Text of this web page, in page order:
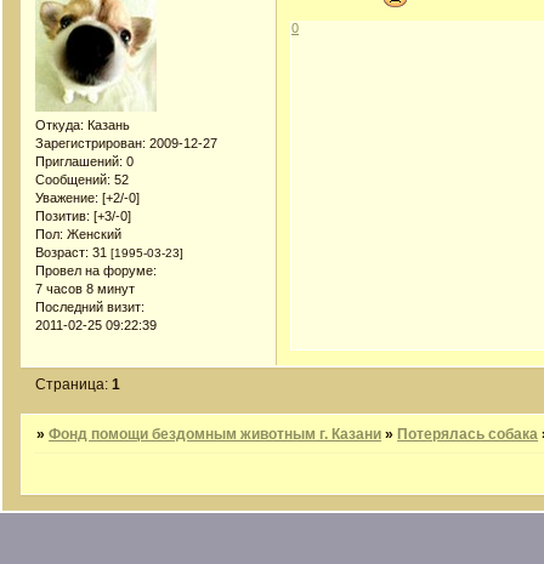
Откуда: Казань
Зарегистрирован: 2009-12-27
Приглашений: 0
Сообщений: 52
Уважение: [+2/-0]
Позитив: [+3/-0]
Пол: Женский
Возраст: 31 [1995-03-23]
Провел на форуме:
7 часов 8 минут
Последний визит:
2011-02-25 09:22:39
0
Страница:1
»Фонд помощи бездомным животным г. Казани » Потерялась собака